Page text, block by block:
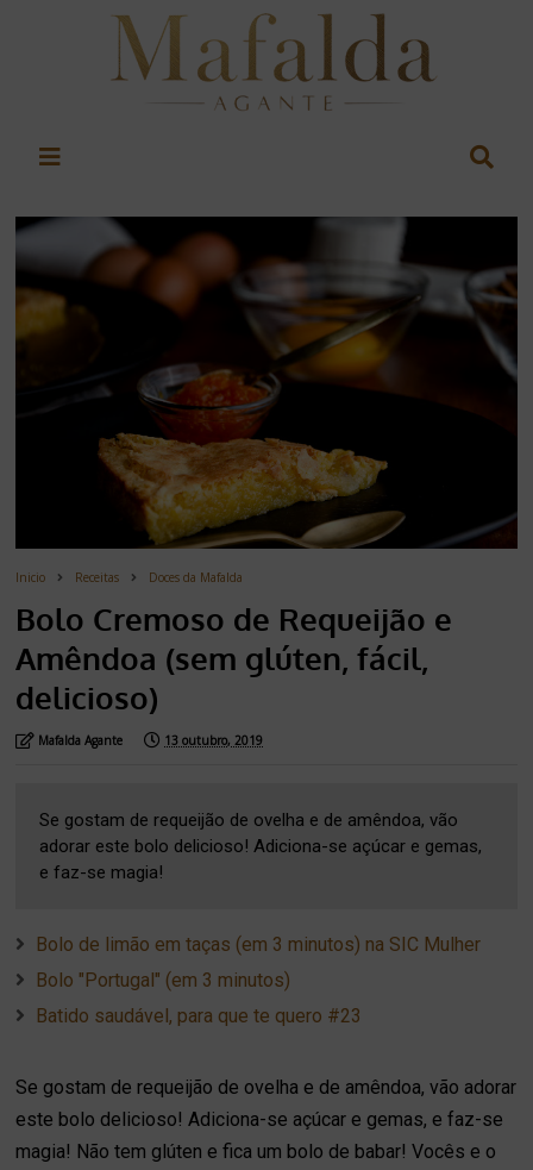
Inicio Receitas Doces da Mafalda
Bolo Cremoso de Requeijão e
Amêndoa (sem glúten, fácil,
delicioso)
Mafalda Agante 13 outubro, 2019
Se gostam de requeijão de ovelha e de amêndoa, vão
adorar este bolo delicioso! Adiciona-se açúcar e gemas,
e faz-se magia!
Bolo de limão em taças (em 3 minutos) na SIC Mulher
Bolo "Portugal" (em 3 minutos)
Batido saudável, para que te quero #23
Se gostam de requeijão de ovelha e de amêndoa, vão adorar
este bolo delicioso! Adiciona-se açúcar e gemas, e faz-se
magia! Não tem glúten e fica um bolo de babar! Vocês e o